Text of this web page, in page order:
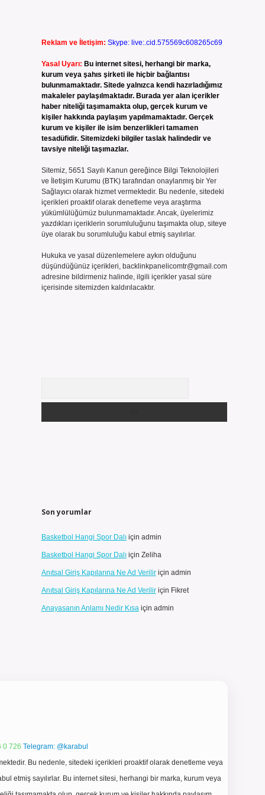
Reklam ve İletişim: Skype: live:.cid.575569c608265c69
Yasal Uyarı: Bu internet sitesi, herhangi bir marka,
kurum veya şahıs şirketi ile hiçbir bağlantısı
bulunmamaktadır. Sitede yalnızca kendi hazırladığımız
makaleler paylaşılmaktadır. Burada yer alan içerikler
haber niteliği taşımamakta olup, gerçek kurum ve
kişiler hakkında paylaşım yapılmamaktadır. Gerçek
kurum ve kişiler ile isim benzerlikleri tamamen
tesadüfidir. Sitemizdeki bilgiler taslak halindedir ve
tavsiye niteliği taşımazlar.
Sitemiz, 5651 Sayılı Kanun gereğince Bilgi Teknolojileri
ve İletişim Kurumu (BTK) tarafından onaylanmış bir Yer
Sağlayıcı olarak hizmet vermektedir. Bu nedenle, sitedeki
içerikleri proaktif olarak denetleme veya araştırma
yükümlülüğümüz bulunmamaktadır. Ancak, üyelerimiz
yazdıkları içeriklerin sorumluluğunu taşımakta olup, siteye
üye olarak bu sorumluluğu kabul etmiş sayılırlar.
Hukuka ve yasal düzenlemelere aykırı olduğunu
düşündüğünüz içerikleri, backlinkpanelicomtr@gmail.com
adresine bildirmeniz halinde, ilgili içerikler yasal süre
içerisinde sitemizden kaldırılacaktır.
Son yorumlar
Basketbol Hangi Spor Dalıiçin admin
Basketbol Hangi Spor Dalıiçin Zeliha
Anıtsal Giriş Kapılarına Ne Ad Veriliriçin admin
Anıtsal Giriş Kapılarına Ne Ad Veriliriçin Fikret
Anayasanın Anlamı Nedir Kısaiçin admin
0 726 Telegram: @karabul
Bu nedenle, sitedeki içerikleri proaktif olarak denetleme veya
etmiş sayılırlar. Bu internet sitesi, herhangi bir marka, kurum veya